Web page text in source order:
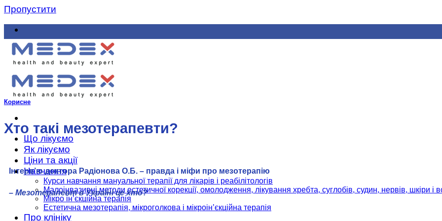
Пропустити
Що лікуємо
Як лікуємо
Ціни та акції
Навчання
Курси навчання мануальної терапії для лікарів і реабілітологів
Малоінвазивні методи естетичної корекції, омолодження, лікування хребта, суглобів, судин, нервів, шкіри і
Мікро ін’єкційна терапія
Естетична мезотерапія, мікроголкова і мікроін’єкційна терапія
Про клініку
Корисне
Хто такі мезотерапевти?
Інтерв’ю доктора Радіонова О.Б. – правда і міфи про мезотерапію
– Мезотерапевт в Україні це хто?